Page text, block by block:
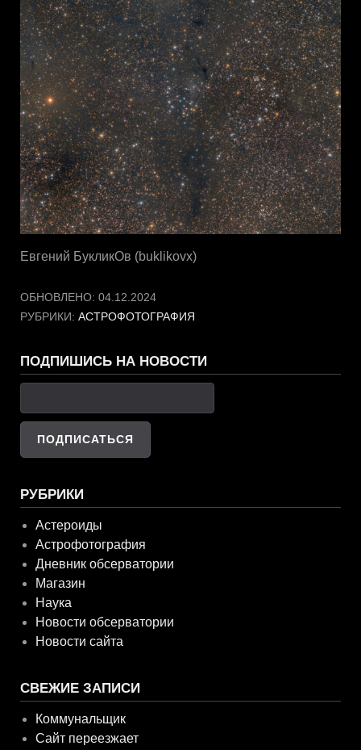
Евгений БукликОв (buklikovx)
ОБНОВЛЕНО: 04.12.2024
РУБРИКИ: АСТРОФОТОГРАФИЯ
ПОДПИШИСЬ НА НОВОСТИ
РУБРИКИ
Астероиды
Астрофотография
Дневник обсерватории
Магазин
Наука
Новости обсерватории
Новости сайта
СВЕЖИЕ ЗАПИСИ
Коммунальщик
Сайт переезжает